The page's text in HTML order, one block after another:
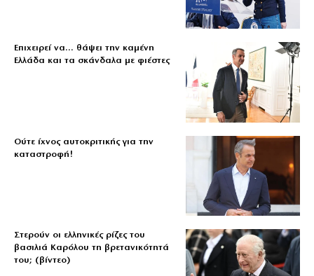
Επιχειρεί να… θάψει την καμένη
Ελλάδα και τα σκάνδαλα με φιέστες
Ούτε ίχνος αυτοκριτικής για την
καταστροφή!
Στερούν οι ελληνικές ρίζες του
βασιλιά Καρόλου τη βρετανικότητά
του; (βίντεο)